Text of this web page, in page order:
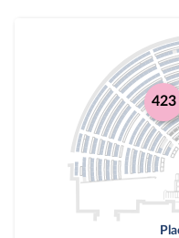
423